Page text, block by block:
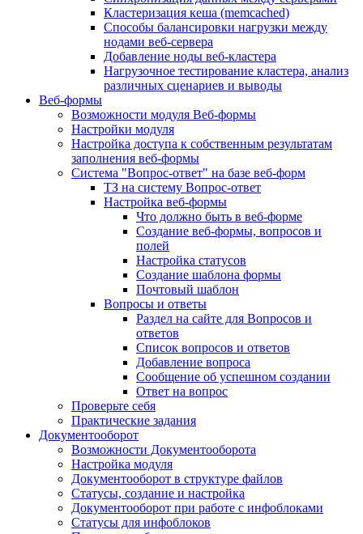
Кластеризация кеша (memcached)
Способы балансировки нагрузки между
нодами веб-сервера
Добавление ноды веб-кластера
Нагрузочное тестирование кластера, анализ
различных сценариев и выводы
Веб-формы
Возможности модуля Веб-формы
Настройки модуля
Настройка доступа к собственным результатам
заполнения веб-формы
Система "Вопрос-ответ" на базе веб-форм
ТЗ на систему Вопрос-ответ
Настройка веб-формы
Что должно быть в веб-форме
Создание веб-формы, вопросов и
полей
Настройка статусов
Создание шаблона формы
Почтовый шаблон
Вопросы и ответы
Раздел на сайте для Вопросов и
ответов
Список вопросов и ответов
Добавление вопроса
Сообщение об успешном создании
Ответ на вопрос
Проверьте себя
Практические задания
Документооборот
Возможности Документооборота
Настройка модуля
Документооборот в структуре файлов
Статусы, создание и настройка
Документооборот при работе с инфоблоками
Статусы для инфоблоков